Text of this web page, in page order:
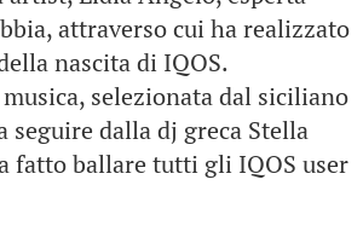
attraverso cui ha realizzato
nascita di IQOS.
selezionata dal siciliano
seguire dalla dj greca Stella
fatto ballare tutti gli IQOS user